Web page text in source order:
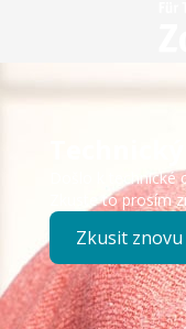
Došlo k technické
Zkuste to prosím
Zkusit znovu